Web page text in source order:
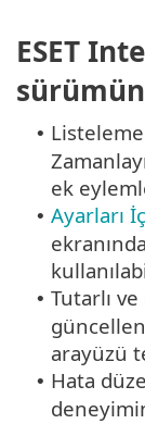
ESET
•
ek
• Ayarları
• Tutarlı
arayüzü
• Hata